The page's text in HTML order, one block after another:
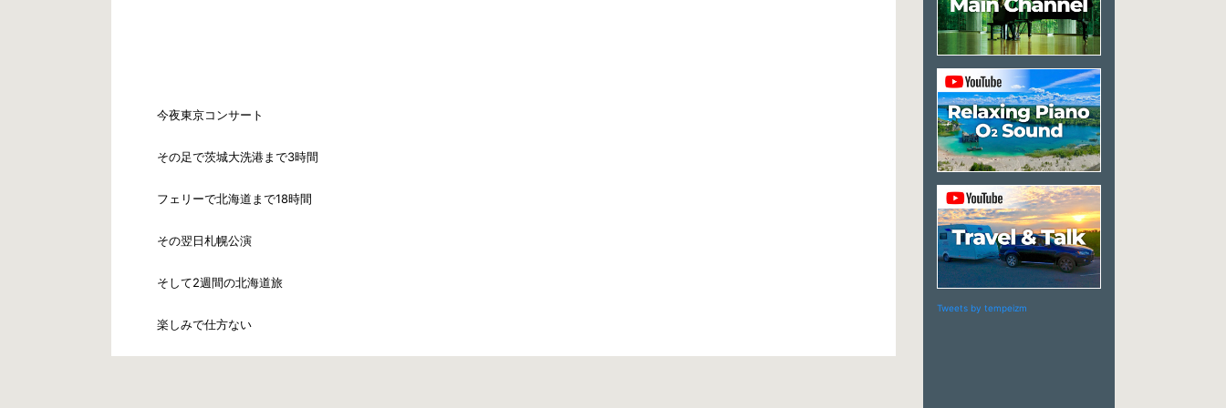
Tweets by tempeizm
今夜東京コンサート
その足で茨城大洗港まで3時間
フェリーで北海道まで18時間
その翌日札幌公演
そして2週間の北海道旅
楽しみで仕方ない